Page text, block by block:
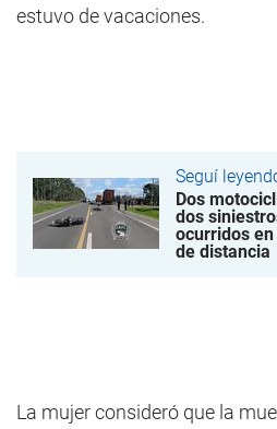
estuvo de vacaciones.
Seguí
Dos
dos
ocurridos
de distancia
La mujer consideró que la